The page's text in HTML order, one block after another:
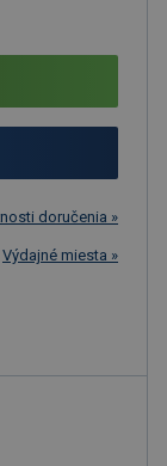
doručenia »
Výdajné miesta »